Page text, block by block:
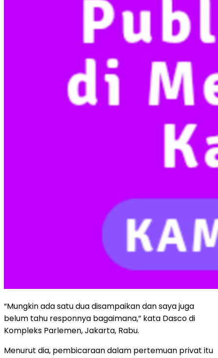
“Mungkin ada satu dua disampaikan dan saya juga
belum tahu responnya bagaimana,” kata Dasco di
Kompleks Parlemen, Jakarta, Rabu.
Menurut dia, pembicaraan dalam pertemuan privat itu